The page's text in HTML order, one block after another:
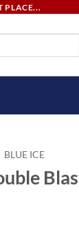
PLACE...
BLUE ICE